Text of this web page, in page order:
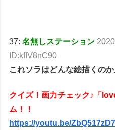
37:名無しステーション
ID:kffV8nC90
これソラはどんな絵描くの
クイズ！画力チェック♪「
ム！！
https://youtu.be/